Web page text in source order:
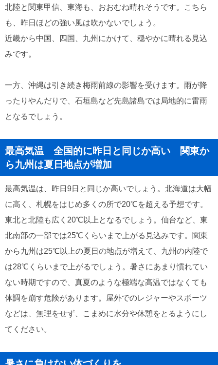
北陸と関東甲信、東海も、おおむね晴れそうです。こちら
も、昨日ほどの強い風は吹かないでしょう。
近畿から中国、四国、九州にかけて、穏やかに晴れる見込
みです。
一方、沖縄は引き続き梅雨前線の影響を受けます。雨が降
ったりやんだりで、石垣島など先島諸島では局地的に雷雨
となるでしょう。
最高気温 全国的に昨日と同じか高い 関東か
ら九州は夏日地点が増加
最高気温は、昨日9日と同じか高いでしょう。北海道は大幅
に高く、札幌をはじめ多くの所で20℃を超える予想です。
東北と北陸も広く20℃以上となるでしょう。仙台など、東
北南部の一部では25℃くらいまで上がる見込みです。関東
から九州は25℃以上の夏日の地点が増えて、九州の内陸で
は28℃くらいまで上がるでしょう。暑さにあまり慣れてい
ない時期ですので、真夏のような極端な高温ではなくても
体調を崩す危険があります。屋外でのレジャーやスポーツ
などは、無理をせず、こまめに水分や休憩をとるようにし
てください。